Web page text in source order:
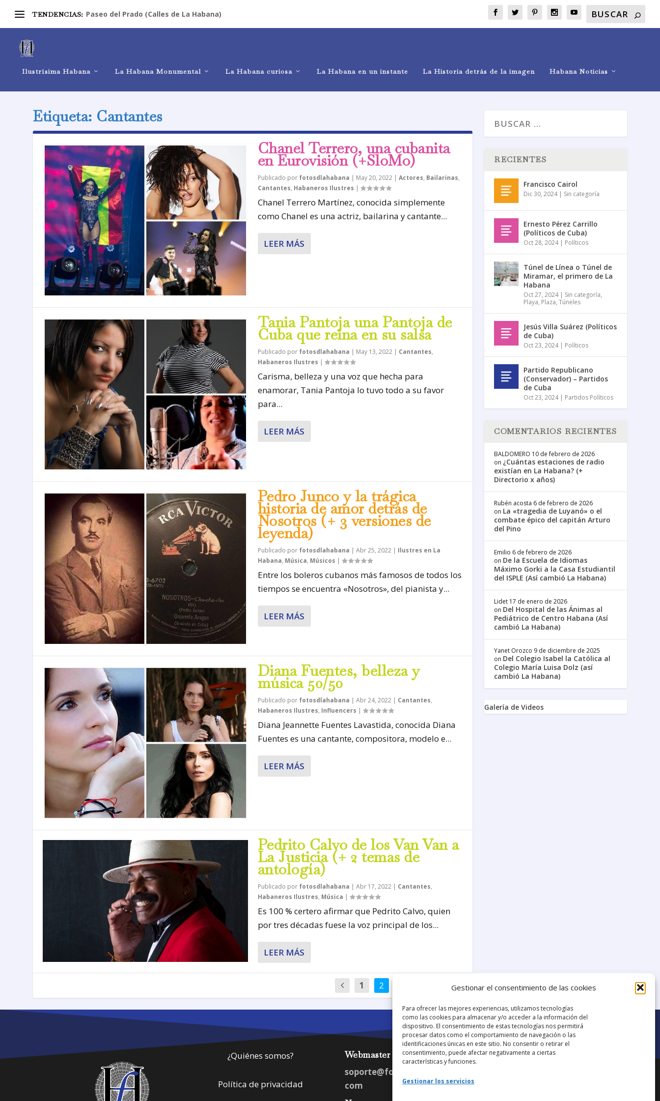
Gestionar el consentimiento de las cookies
Para ofrecer las mejores experiencias, utilizamos tecnologías
como las cookies para almacenar y/o acceder a la información del
dispositivo. El consentimiento de estas tecnologías nos permitirá
procesar datos como el comportamiento de navegación o las
identificaciones únicas en este sitio. No consentir o retirar el
consentimiento, puede afectar negativamente a ciertas
características y funciones.
Gestionar los servicios
TENDENCIAS: Paseo del Prado (Calles de La Habana)
Ilustrísima Habana La Habana Monumental La Habana curiosa La Habana en un instante La Historia detrás de la imagen Habana Noticias
Etiqueta: Cantantes
Chanel Terrero, una cubanita
en Eurovisión (+SloMo)
Publicado por fotosdlahabana | May 20, 2022| Actores, Bailarinas,
Cantantes, Habaneros Ilustres |
Chanel Terrero Martínez, conocida simplemente
como Chanel es una actriz, bailarina y cantante...
LEER MÁS
Tania Pantoja una Pantoja de
Cuba que reina en su salsa
Publicado por fotosdlahabana | May 13, 2022| Cantantes,
Habaneros Ilustres |
Carisma, belleza y una voz que hecha para
enamorar, Tania Pantoja lo tuvo todo a su favor
para...
LEER MÁS
Pedro Junco y la trágica
historia de amor detrás de
Nosotros (+ 3 versiones de
leyenda)
Publicado por fotosdlahabana | Abr 25, 2022| Ilustres en La
Habana, Música, Músicos |
Entre los boleros cubanos más famosos de todos los
tiempos se encuentra «Nosotros», del pianista y...
LEER MÁS
Diana Fuentes, belleza y
música 50/50
Publicado por fotosdlahabana | Abr 24, 2022| Cantantes,
Habaneros Ilustres, Influencers |
Diana Jeannette Fuentes Lavastida, conocida Diana
Fuentes es una cantante, compositora, modelo e...
LEER MÁS
Pedrito Calvo de los Van Van a
La Justicia (+ 2 temas de
antología)
Publicado por fotosdlahabana | Abr 17, 2022| Cantantes,
Habaneros Ilustres, Música |
Es 100 % certero afirmar que Pedrito Calvo, quien
por tres décadas fuese la voz principal de los...
LEER MÁS
1 2
RECIENTES
Francisco Cairol
Dic 30, 2024| Sin categoría
Ernesto Pérez Carrillo
(Políticos de Cuba)
Oct 28, 2024| Políticos
Túnel de Línea o Túnel de
Miramar, el primero de La
Habana
Oct 27, 2024| Sin categoría,
Playa, Plaza,Túneles
Jesús Villa Suárez (Políticos
de Cuba)
Oct 23, 2024| Políticos
Partido Republicano
(Conservador) – Partidos
de Cuba
Oct 23, 2024| Partidos Políticos
COMENTARIOS RECIENTES
BALDOMERO 10 de febrero de 2026
on ¿Cuántas estaciones de radio
existían en La Habana? (+
Directorio x años)
Rubén acosta 6 de febrero de 2026
on La «tragedia de Luyanó» o el
combate épico del capitán Arturo
del Pino
Emilio 6 de febrero de 2026
on De la Escuela de Idiomas
Máximo Gorki a la Casa Estudiantil
del ISPLE (Así cambió La Habana)
Lidet 17 de enero de 2026
on Del Hospital de las Ánimas al
Pediátrico de Centro Habana (Así
cambió La Habana)
Yanet Orozco 9 de diciembre de 2025
on Del Colegio Isabel la Católica al
Colegio María Luisa Dolz (así
cambió La Habana)
Galería de Videos
¿Quiénes somos?
Política de privacidad
Webmaster
soporte@fotosdlahabana.
com